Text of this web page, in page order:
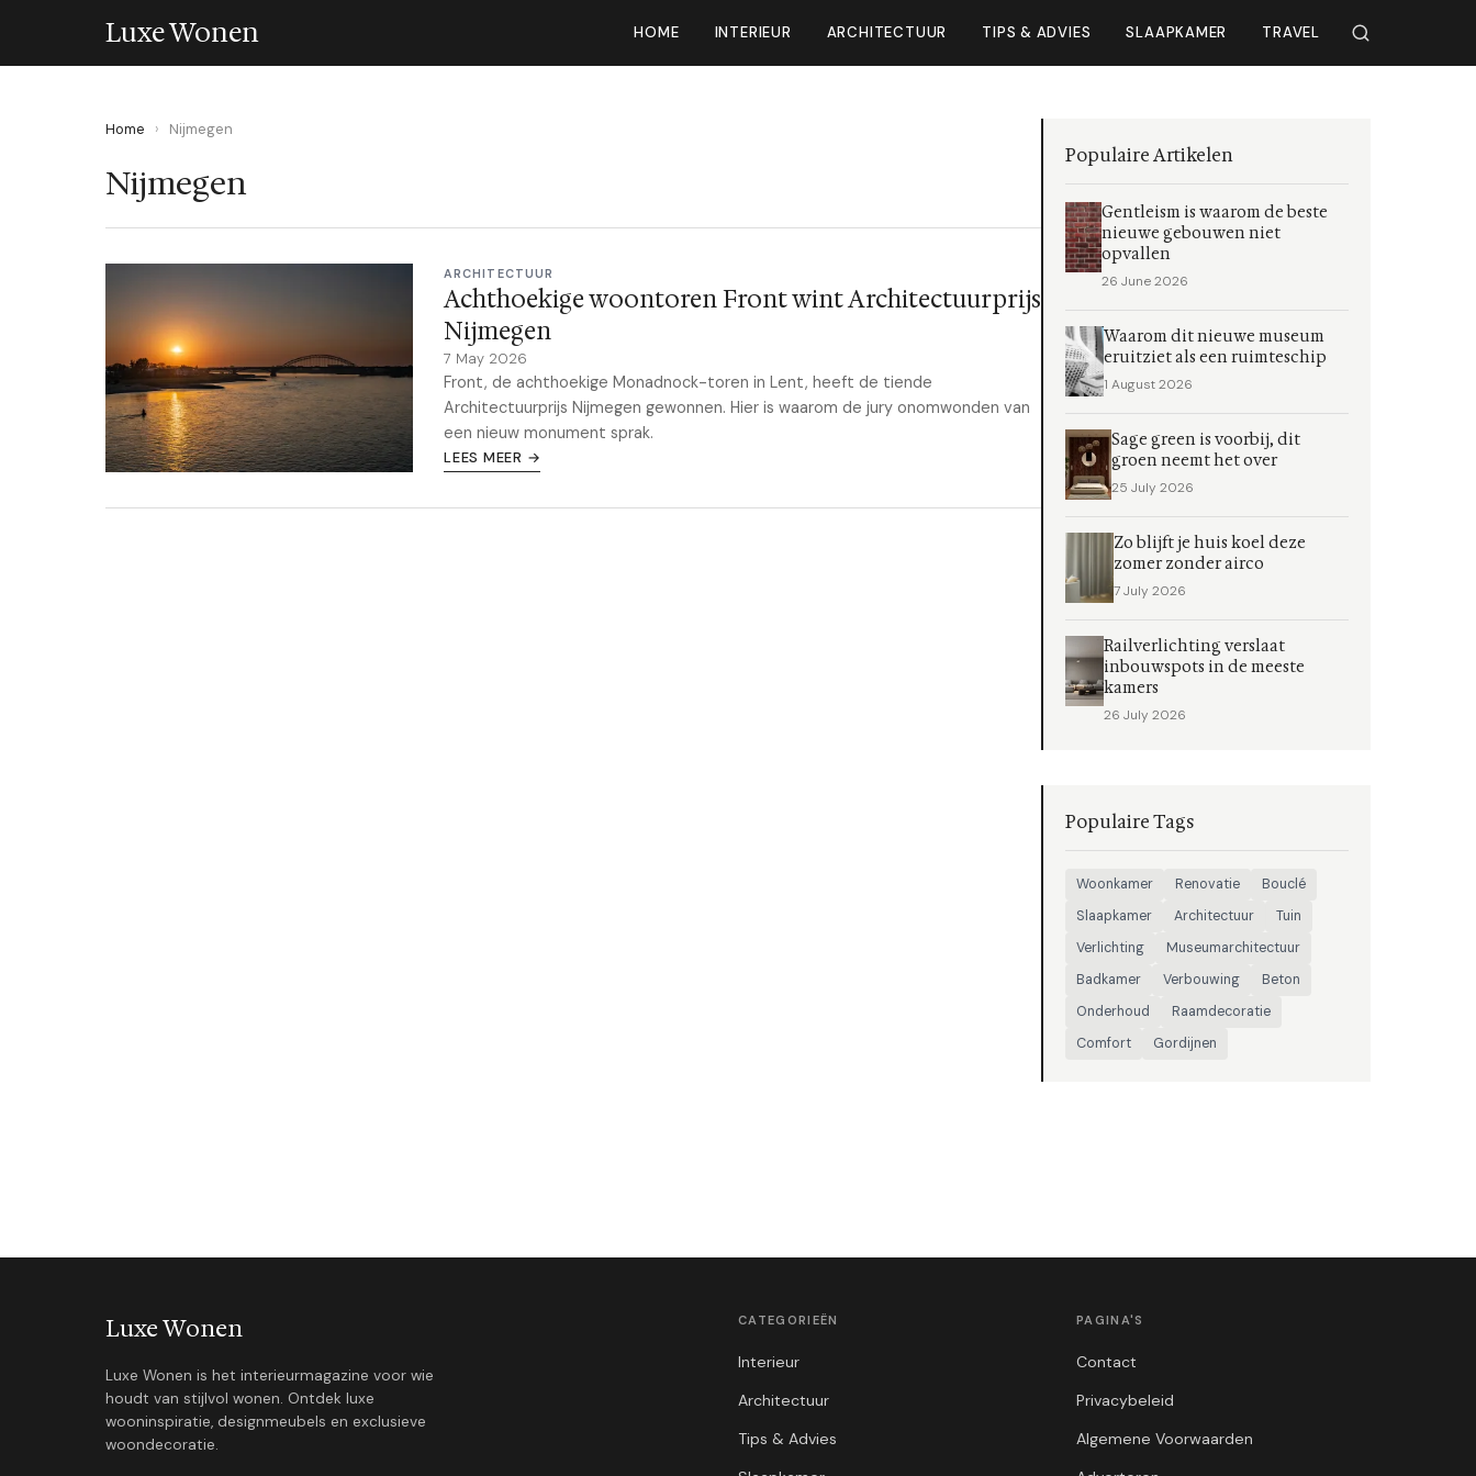
Luxe Wonen HOME INTERIEUR ARCHITECTUUR TIPS & ADVIES SLAAPKAMER TRAVEL
Home › Nijmegen
Nijmegen
ARCHITECTUUR
Achthoekige woontoren Front wint Architectuurprijs
Nijmegen
7 May 2026
Front, de achthoekige Monadnock-toren in Lent, heeft de tiende
Architectuurprijs Nijmegen gewonnen. Hier is waarom de jury onomwonden van
een nieuw monument sprak.
LEES MEER →
Populaire Artikelen
Gentleism is waarom de beste
nieuwe gebouwen niet
opvallen
26 June 2026
Waarom dit nieuwe museum
eruitziet als een ruimteschip
1 August 2026
Sage green is voorbij, dit
groen neemt het over
25 July 2026
Zo blijft je huis koel deze
zomer zonder airco
7 July 2026
Railverlichting verslaat
inbouwspots in de meeste
kamers
26 July 2026
Populaire Tags
Woonkamer Renovatie
Bouclé
Slaapkamer
Architectuur
Tuin
Verlichting
Museumarchitectuur
Badkamer
Verbouwing
Beton
Onderhoud
Raamdecoratie
Comfort
Gordijnen
Luxe Wonen
Luxe Wonen is het interieurmagazine voor wie
houdt van stijlvol wonen. Ontdek luxe
wooninspiratie, designmeubels en exclusieve
woondecoratie.
CATEGORIEËN
Interieur
Architectuur
Tips & Advies
PAGINA'S
Contact
Privacybeleid
Algemene Voorwaarden